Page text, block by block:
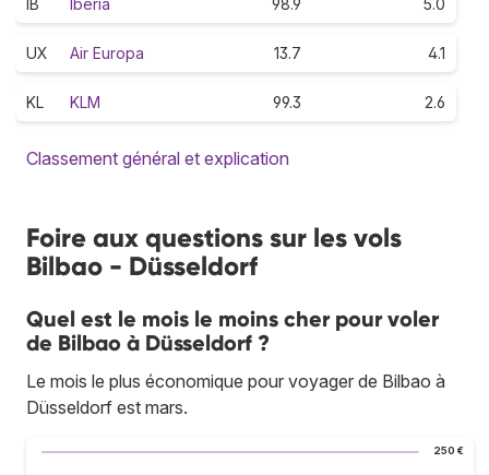
UX Air Europa 13.7 4.1
KL KLM 99.3 2.6
Classement général et explication
Foire aux questions sur les vols
Bilbao - Düsseldorf
Quel est le mois le moins cher pour voler
de Bilbao à Düsseldorf ?
Le mois le plus économique pour voyager de Bilbao à
Düsseldorf est mars.
250 €